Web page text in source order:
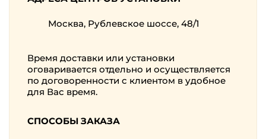
Москва, Рублевское шоссе, 48/1
Время доставки или установки
оговаривается отдельно и осуществляется
по договоренности с клиентом в удобное
для Вас время.
СПОСОБЫ ЗАКАЗА